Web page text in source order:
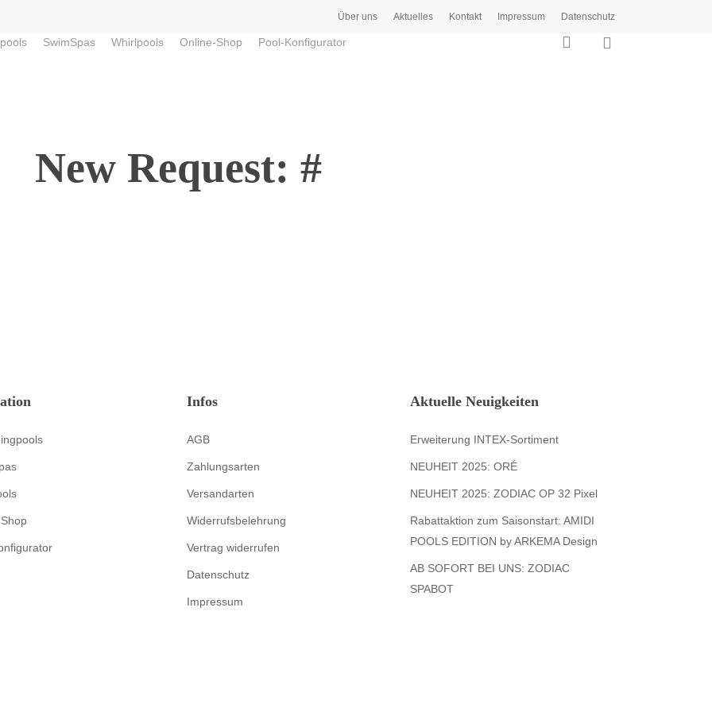
Über uns Aktuelles Kontakt Impressum Datenschutz
SwimSpas Whirlpools Online-Shop Pool-Konfigurator search
New Request: #
Infos
AGB
Zahlungsarten
Versandarten
Widerrufsbelehrung
Vertrag widerrufen
Datenschutz
Impressum
Aktuelle Neuigkeiten
Erweiterung INTEX-Sortiment
NEUHEIT 2025: ORÉ
NEUHEIT 2025: ZODIAC OP 32 Pixel
Rabattaktion zum Saisonstart: AMIDI
POOLS EDITION by ARKEMA Design
AB SOFORT BEI UNS: ZODIAC
SPABOT